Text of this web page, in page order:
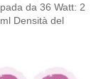
da 36 Watt: 2
Densità del